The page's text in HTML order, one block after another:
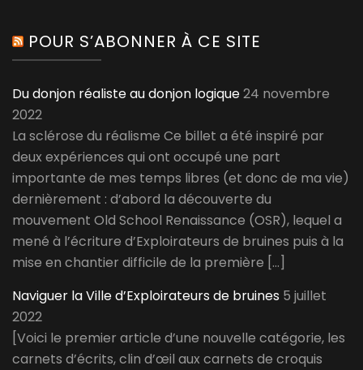
POUR S’ABONNER À CE SITE
Du donjon réaliste au donjon logique24 novembre
2022
La sclérose du réalisme Ce billet a été inspiré par
deux expériences qui ont occupé une part
importante de mes temps libres (et donc de ma vie)
dernièrement : d’abord la découverte du
mouvement Old School Renaissance (OSR), lequel a
mené à l’écriture d’Exploirateurs de bruines puis à la
mise en chantier difficile de la première […]
Naviguer la Ville d’Exploirateurs de bruines 5 juillet
2022
[Voici le premier article d’une nouvelle catégorie, les
carnets d’écrits, clin d’œil aux carnets de croquis